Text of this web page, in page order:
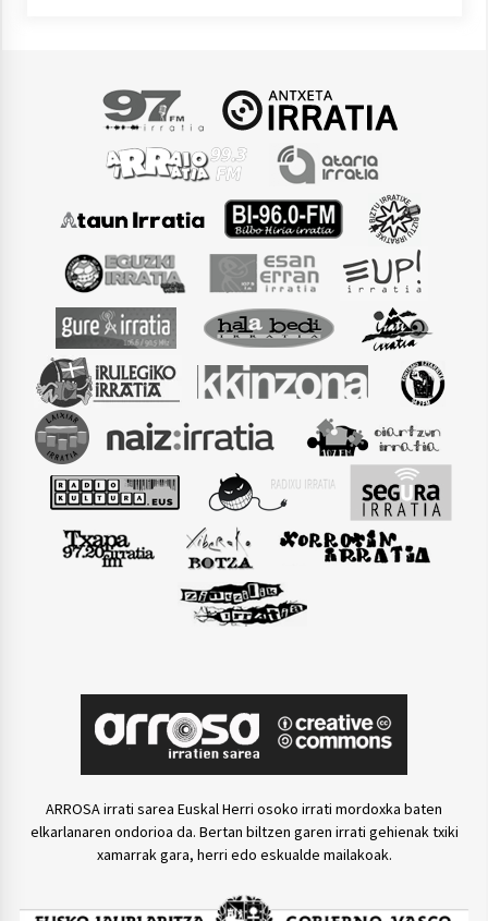
Arrosaren laburpen bideoa Hamaika
Telebistaren eskutik
ARROSA irrati sarea Euskal Herri osoko irrati mordoxka baten
elkarlanaren ondorioa da. Bertan biltzen garen irrati gehienak txiki
xamarrak gara, herri edo eskualde mailakoak.